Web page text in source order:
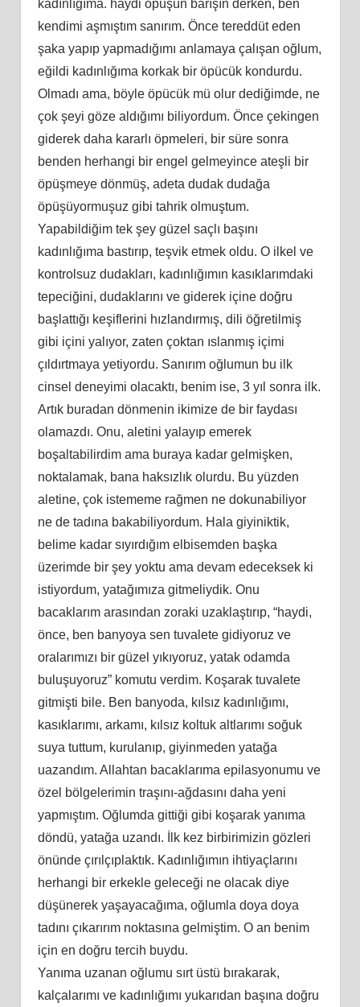
kadınlığıma. haydi öpüşün barışın derken, ben
kendimi aşmıştım sanırım. Önce tereddüt eden
şaka yapıp yapmadığımı anlamaya çalışan oğlum,
eğildi kadınlığıma korkak bir öpücük kondurdu.
Olmadı ama, böyle öpücük mü olur dediğimde, ne
çok şeyi göze aldığımı biliyordum. Önce çekingen
giderek daha kararlı öpmeleri, bir süre sonra
benden herhangi bir engel gelmeyince ateşli bir
öpüşmeye dönmüş, adeta dudak dudağa
öpüşüyormuşuz gibi tahrik olmuştum.
Yapabildiğim tek şey güzel saçlı başını
kadınlığıma bastırıp, teşvik etmek oldu. O ilkel ve
kontrolsuz dudakları, kadınlığımın kasıklarımdaki
tepeciğini, dudaklarını ve giderek içine doğru
başlattığı keşiflerini hızlandırmış, dili öğretilmiş
gibi içini yalıyor, zaten çoktan ıslanmış içimi
çıldırtmaya yetiyordu. Sanırım oğlumun bu ilk
cinsel deneyimi olacaktı, benim ise, 3 yıl sonra ilk.
Artık buradan dönmenin ikimize de bir faydası
olamazdı. Onu, aletini yalayıp emerek
boşaltabilirdim ama buraya kadar gelmişken,
noktalamak, bana haksızlık olurdu. Bu yüzden
aletine, çok istememe rağmen ne dokunabiliyor
ne de tadına bakabiliyordum. Hala giyiniktik,
belime kadar sıyırdığım elbisemden başka
üzerimde bir şey yoktu ama devam edeceksek ki
istiyordum, yatağımıza gitmeliydik. Onu
bacaklarım arasından zoraki uzaklaştırıp, “haydi,
önce, ben banyoya sen tuvalete gidiyoruz ve
oralarımızı bir güzel yıkıyoruz, yatak odamda
buluşuyoruz” komutu verdim. Koşarak tuvalete
gitmişti bile. Ben banyoda, kılsız kadınlığımı,
kasıklarımı, arkamı, kılsız koltuk altlarımı soğuk
suya tuttum, kurulanıp, giyinmeden yatağa
uazandım. Allahtan bacaklarıma epilasyonumu ve
özel bölgelerimin traşını-ağdasını daha yeni
yapmıştım. Oğlumda gittiği gibi koşarak yanıma
döndü, yatağa uzandı. İlk kez birbirimizin gözleri
önünde çırılçıplaktık. Kadınlığımın ihtiyaçlarını
herhangi bir erkekle geleceği ne olacak diye
düşünerek yaşayacağıma, oğlumla doya doya
tadını çıkarırım noktasına gelmiştim. O an benim
için en doğru tercih buydu.
Yanıma uzanan oğlumu sırt üstü bırakarak,
kalçalarımı ve kadınlığımı yukarıdan başına doğru